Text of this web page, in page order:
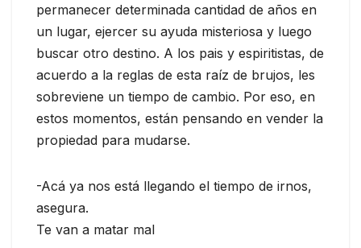
permanecer determinada cantidad de años en
un lugar, ejercer su ayuda misteriosa y luego
buscar otro destino. A los pais y espiritistas, de
acuerdo a la reglas de esta raíz de brujos, les
sobreviene un tiempo de cambio. Por eso, en
estos momentos, están pensando en vender la
propiedad para mudarse.
-Acá ya nos está llegando el tiempo de irnos,
asegura.
Te van a matar mal